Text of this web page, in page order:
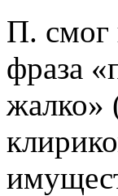
П. смог
фраза
жалко»